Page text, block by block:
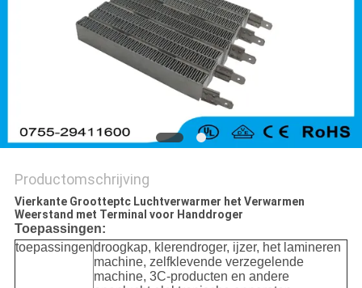
Productomschrijving
Vierkante Grootteptc Luchtverwarmer het Verwarmen
Weerstand met Terminal voor Handdroger
Toepassingen:
toepassingendroogkap, klerendroger, ijzer, het lamineren
machine, zelfklevende verzegelende
machine, 3C-producten en andere